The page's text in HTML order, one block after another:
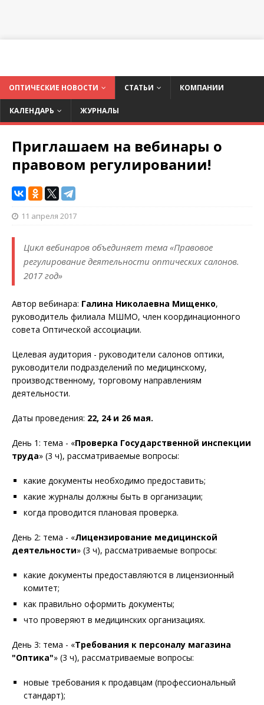
ОПТИЧЕСКИЕ НОВОСТИ СТАТЬИ КОМПАНИИ
КАЛЕНДАРЬ ЖУРНАЛЫ
Приглашаем на вебинары о
правовом регулировании!
11 апреля 2017
Цикл вебинаров объединяет тема «Правовое
регулирование деятельности оптических салонов.
2017 год»
Автор вебинара: Галина Николаевна Мищенко,
руководитель филиала МШМО, член координационного
совета Оптической ассоциации.
Целевая аудитория - руководители салонов оптики,
руководители подразделений по медицинскому,
производственному, торговому направлениям
деятельности.
Даты проведения: 22, 24 и 26 мая.
День 1: тема - «Проверка Государственной инспекции
труда» (3 ч), рассматриваемые вопросы:
какие документы необходимо предоставить;
какие журналы должны быть в организации;
когда проводится плановая проверка.
День 2: тема - «Лицензирование медицинской
деятельности» (3 ч), рассматриваемые вопросы:
какие документы предоставляются в лицензионный
комитет;
как правильно оформить документы;
что проверяют в медицинских организациях.
День 3: тема - «Требования к персоналу магазина
"Оптика"» (3 ч), рассматриваемые вопросы:
новые требования к продавцам (профессиональный
стандарт);